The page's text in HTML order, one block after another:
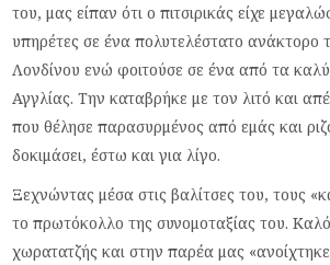
του, μας είπαν ότι ο πιτσιρικάς είχε
υπηρέτες σε ένα πολυτελέστατο ανάκτορο
Λονδίνου ενώ φοιτούσε σε ένα από τα
Αγγλίας. Την καταβρήκε με τον λιτό και
που θέλησε παρασυρμένος από εμάς και
δοκιμάσει, έστω και για λίγο.
Ξεχνώντας μέσα στις βαλίτσες του, τους
το πρωτόκολλο της συνομοταξίας του.
χωρατατζής και στην παρέα μας